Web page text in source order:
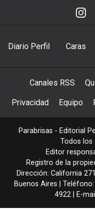
Diario Perfil Caras
Canales RSS
Privacidad Equipo
Parabrisas - Editorial
Todos los
Editor
Registro de la
Dirección: California
Buenos Aires | Teléfono:
4922 | E-